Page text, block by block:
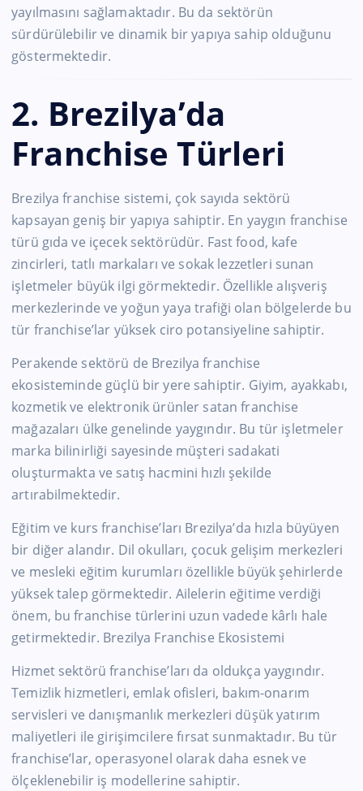
yayılmasını sağlamaktadır. Bu da sektörün
sürdürülebilir ve dinamik bir yapıya sahip olduğunu
göstermektedir.
2. Brezilya’da
Franchise Türleri
Brezilya franchise sistemi, çok sayıda sektörü
kapsayan geniş bir yapıya sahiptir. En yaygın franchise
türü gıda ve içecek sektörüdür. Fast food, kafe
zincirleri, tatlı markaları ve sokak lezzetleri sunan
işletmeler büyük ilgi görmektedir. Özellikle alışveriş
merkezlerinde ve yoğun yaya trafiği olan bölgelerde bu
tür franchise’lar yüksek ciro potansiyeline sahiptir.
Perakende sektörü de Brezilya franchise
ekosisteminde güçlü bir yere sahiptir. Giyim, ayakkabı,
kozmetik ve elektronik ürünler satan franchise
mağazaları ülke genelinde yaygındır. Bu tür işletmeler
marka bilinirliği sayesinde müşteri sadakati
oluşturmakta ve satış hacmini hızlı şekilde
artırabilmektedir.
Eğitim ve kurs franchise’ları Brezilya’da hızla büyüyen
bir diğer alandır. Dil okulları, çocuk gelişim merkezleri
ve mesleki eğitim kurumları özellikle büyük şehirlerde
yüksek talep görmektedir. Ailelerin eğitime verdiği
önem, bu franchise türlerini uzun vadede kârlı hale
getirmektedir. Brezilya Franchise Ekosistemi
Hizmet sektörü franchise’ları da oldukça yaygındır.
Temizlik hizmetleri, emlak ofisleri, bakım-onarım
servisleri ve danışmanlık merkezleri düşük yatırım
maliyetleri ile girişimcilere fırsat sunmaktadır. Bu tür
franchise’lar, operasyonel olarak daha esnek ve
ölçeklenebilir iş modellerine sahiptir.